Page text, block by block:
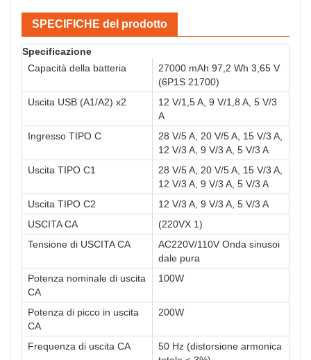
SPECIFICHE del prodotto
Specificazione
Capacità della batteria
27000 mAh 97,2 Wh 3,65 V
(6P1S 21700)
Uscita USB (A1/A2) x2
12 V/1,5 A, 9 V/1,8 A, 5 V/3
A
Ingresso TIPO C
28 V/5 A, 20 V/5 A, 15 V/3 A,
12 V/3 A, 9 V/3 A, 5 V/3 A
Uscita TIPO C1
28 V/5 A, 20 V/5 A, 15 V/3 A,
12 V/3 A, 9 V/3 A, 5 V/3 A
Uscita TIPO C2
12 V/3 A, 9 V/3 A, 5 V/3 A
USCITA CA
(220VX 1)
Tensione di USCITA CA
AC220V/110V Onda sinusoi
dale pura
Potenza nominale di uscita
CA
100W
Potenza di picco in uscita
CA
200W
Frequenza di uscita CA
50 Hz (distorsione armonica